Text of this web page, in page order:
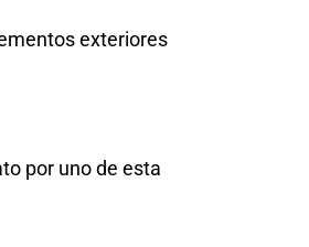
exteriores
por uno de esta